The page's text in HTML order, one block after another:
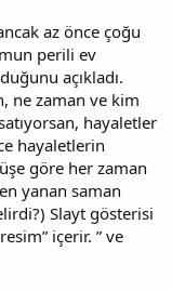
az önce çoğu
perili ev
açıkladı.
ne zaman ve kim
hayaletler
hayaletlerin
göre her zaman
yanan saman
Slayt gösterisi
içerir. ” ve